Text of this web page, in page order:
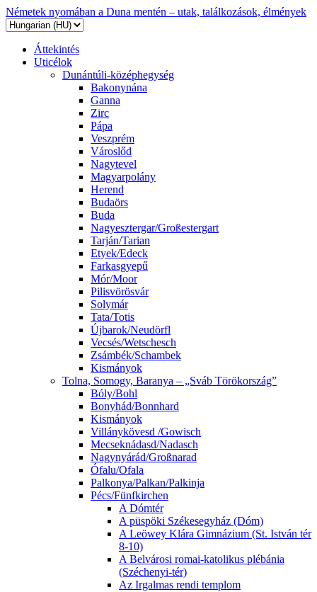
Németek nyomában a Duna mentén – utak, találkozások, élmények
Áttekintés
Uticélok
Dunántúli-középhegység
Bakonynána
Ganna
Zirc
Pápa
Veszprém
Városlőd
Nagytevel
Magyarpolány
Herend
Budaörs
Buda
Nagyesztergar/Großestergart
Tarján/Tarian
Etyek/Edeck
Farkasgyepű
Mór/Moor
Pilisvörösvár
Solymár
Tata/Totis
Újbarok/Neudörfl
Vecsés/Wetschesch
Zsámbék/Schambek
Kismányok
Tolna, Somogy, Baranya – „Sváb Törökország”
Bóly/Bohl
Bonyhád/Bonnhard
Kismányok
Villánykövesd /Gowisch
Mecseknádasd/Nadasch
Nagynyárád/Großnarad
Ófalu/Ofala
Palkonya/Palkan/Palkinja
Pécs/Fünfkirchen
A Dómtér
A püspöki Székesegyház (Dóm)
A Leöwey Klára Gimnázium (St. István tér
8-10)
A Belvárosi romai-katolikus plébánia
(Széchenyi-tér)
Az Irgalmas rendi templom